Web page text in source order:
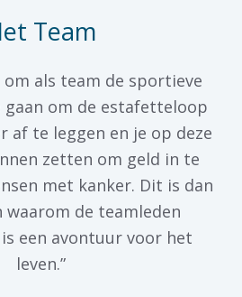
Team
als team de sportieve
om de estafetteloop
af te leggen en je op deze
zetten om geld in te
met kanker. Dit is dan
waarom de teamleden
een avontuur voor het
leven.”